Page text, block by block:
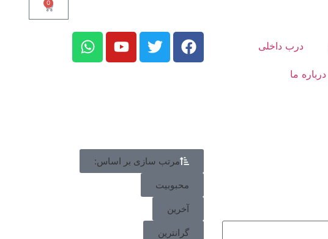
0
درب داخلی
درباره ما
مرتب سازی بر اساس:
محبوبیت
آخرین
گرانترین